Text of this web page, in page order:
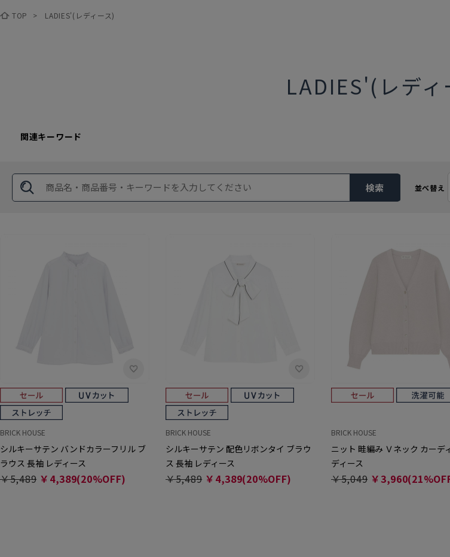
TOP > LADIES'(レディース)
LADIES'(レディ
関連キーワード
検索 並べ替え
BRICK HOUSE
シルキーサテン バンドカラーフリル ブ
ラウス 長袖 レディース
￥5,489 ￥4,389(20%OFF)
BRICK HOUSE
シルキーサテン 配色リボンタイ ブラウ
ス 長袖 レディース
￥5,489 ￥4,389(20%OFF)
BRICK HOUSE
ニット 畦編み Ｖネック カーデ
ディース
￥5,049 ￥